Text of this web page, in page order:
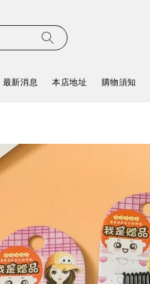
最新消息 本店地址 購物須知